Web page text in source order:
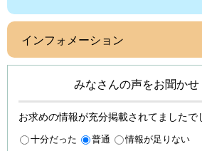
インフォメーション
みなさんの声をお聞かせ
お求めの情報が充分掲載されてましたで
十分だった 普通 情報が足りない